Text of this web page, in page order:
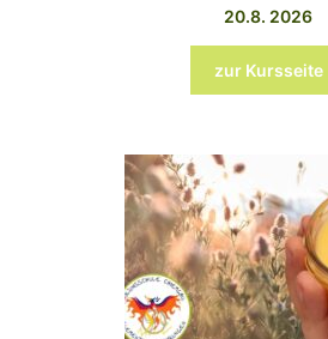
20.8. 2026
zur Kursseite